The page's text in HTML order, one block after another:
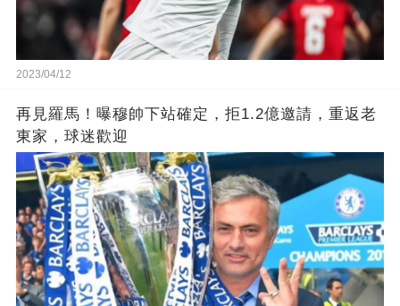
2023/04/12
再見羅馬！曝穆帥下站確定，拒1.2億邀請，重返老
東家，球迷歡迎